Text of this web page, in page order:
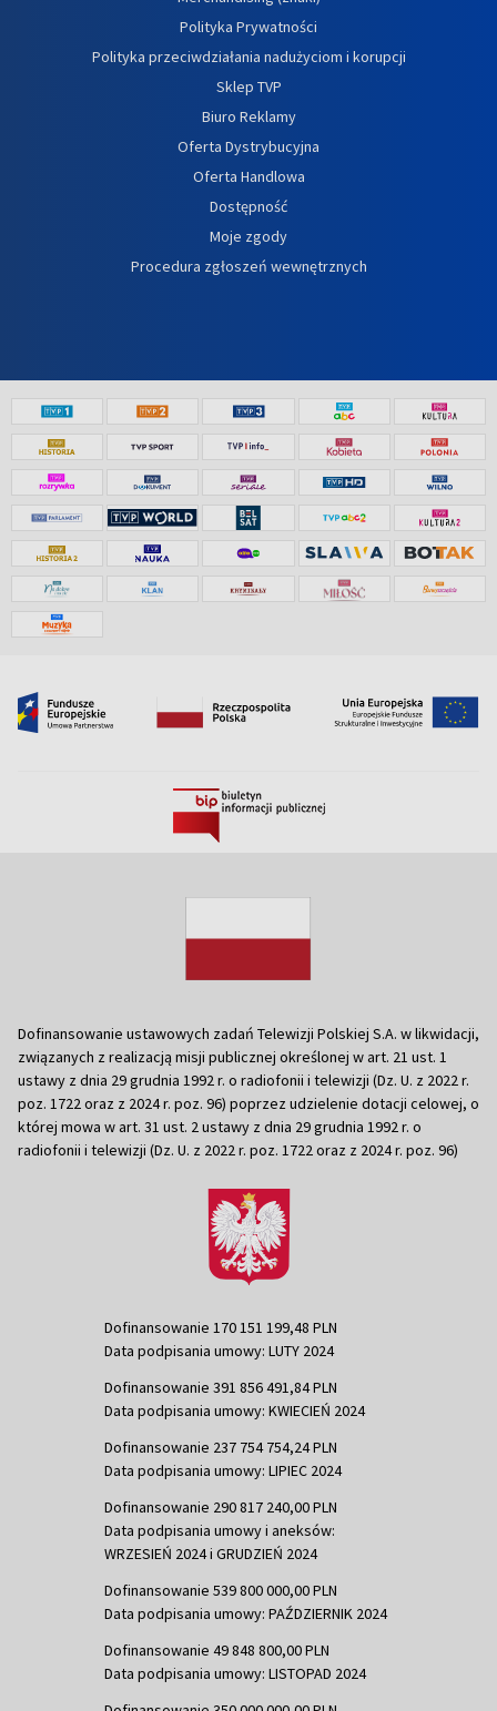
Polityka Prywatności
Polityka przeciwdziałania nadużyciom i korupcji
Sklep TVP
Biuro Reklamy
Oferta Dystrybucyjna
Oferta Handlowa
Dostępność
Moje zgody
Procedura zgłoszeń wewnętrznych
Dofinansowanie ustawowych zadań Telewizji Polskiej S.A. w likwidacji,
związanych z realizacją misji publicznej określonej w art. 21 ust. 1
ustawy z dnia 29 grudnia 1992 r. o radiofonii i telewizji (Dz. U. z 2022 r.
poz. 1722 oraz z 2024 r. poz. 96) poprzez udzielenie dotacji celowej, o
której mowa w art. 31 ust. 2 ustawy z dnia 29 grudnia 1992 r. o
radiofonii i telewizji (Dz. U. z 2022 r. poz. 1722 oraz z 2024 r. poz. 96)
Dofinansowanie 170 151 199,48 PLN
Data podpisania umowy: LUTY 2024
Dofinansowanie 391 856 491,84 PLN
Data podpisania umowy: KWIECIEŃ 2024
Dofinansowanie 237 754 754,24 PLN
Data podpisania umowy: LIPIEC 2024
Dofinansowanie 290 817 240,00 PLN
Data podpisania umowy i aneksów:
WRZESIEŃ 2024 i GRUDZIEŃ 2024
Dofinansowanie 539 800 000,00 PLN
Data podpisania umowy: PAŹDZIERNIK 2024
Dofinansowanie 49 848 800,00 PLN
Data podpisania umowy: LISTOPAD 2024